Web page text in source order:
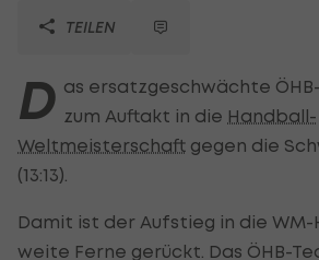
TEILEN
D as ersatzgeschwächte
zum Auftakt in die Handball-
Weltmeisterschaft gegen die
(13:13).
Damit ist der Aufstieg in die
weite Ferne gerückt. Das ÖHB-